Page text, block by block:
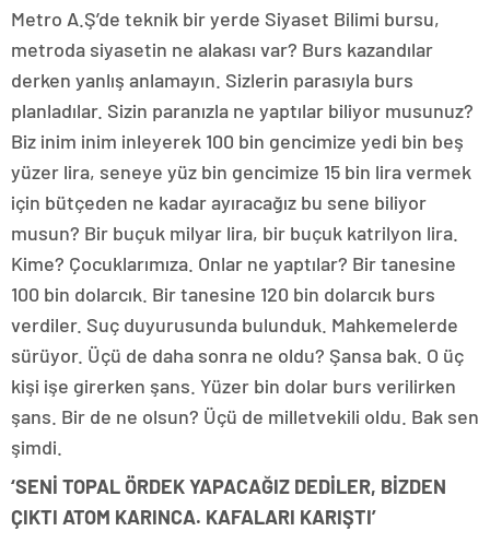
Metro A.Ş’de teknik bir yerde Siyaset Bilimi bursu,
metroda siyasetin ne alakası var? Burs kazandılar
derken yanlış anlamayın. Sizlerin parasıyla burs
planladılar. Sizin paranızla ne yaptılar biliyor musunuz?
Biz inim inim inleyerek 100 bin gencimize yedi bin beş
yüzer lira, seneye yüz bin gencimize 15 bin lira vermek
için bütçeden ne kadar ayıracağız bu sene biliyor
musun? Bir buçuk milyar lira, bir buçuk katrilyon lira.
Kime? Çocuklarımıza. Onlar ne yaptılar? Bir tanesine
100 bin dolarcık. Bir tanesine 120 bin dolarcık burs
verdiler. Suç duyurusunda bulunduk. Mahkemelerde
sürüyor. Üçü de daha sonra ne oldu? Şansa bak. O üç
kişi işe girerken şans. Yüzer bin dolar burs verilirken
şans. Bir de ne olsun? Üçü de milletvekili oldu. Bak sen
şimdi.
‘SENİ TOPAL ÖRDEK YAPACAĞIZ DEDİLER, BİZDEN
ÇIKTI ATOM KARINCA. KAFALARI KARIŞTI’